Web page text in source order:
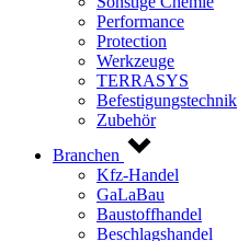
Performance
Protection
Werkzeuge
TERRASYS
Befestigungstechnik
Zubehör
Branchen
Kfz-Handel
GaLaBau
Baustoffhandel
Beschlagshandel